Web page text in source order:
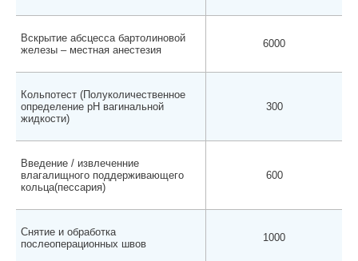
Вскрытие абсцесса бартолиновой
железы – местная анестезия
6000
Кольпотест (Полуколичественное
определение pH вагинальной
жидкости)
300
Введение / извлеченние
влагалищного поддерживающего
кольца(пессария)
600
Снятие и обработка
послеоперационных швов
1000